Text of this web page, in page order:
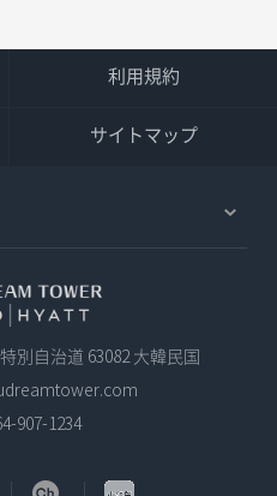
利用規約
サイトマップ
別自治道 63082 大韓民国
907-1234